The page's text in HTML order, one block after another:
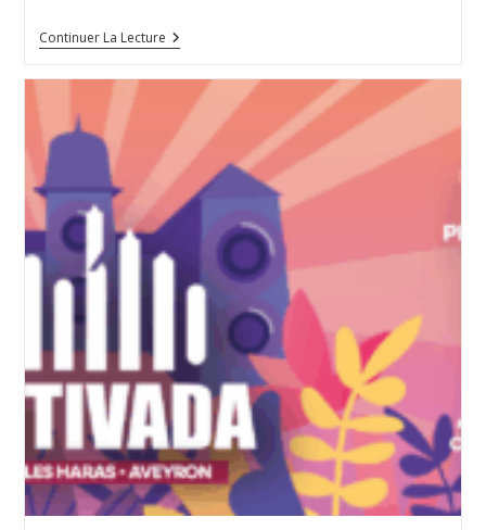
Continuer La LecturePrev’En
Fest’
Son’O
Liort
2025